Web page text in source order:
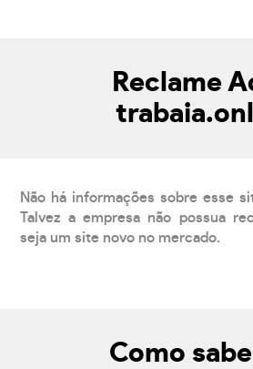
Reclame
Não há informações sobre esse
Talvez a empresa não possua
seja um site novo no mercado.
Como